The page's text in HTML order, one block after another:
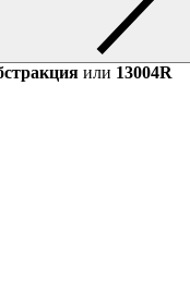
или 13004R